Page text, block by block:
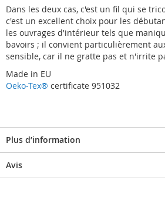
Dans les deux cas, c'est un fil qui se
c'est un excellent choix pour les
les ouvrages d'intérieur tels que
bavoirs ; il convient particulièrement
sensible, car il ne gratte pas et n'irrite
Made in EU
Oeko-Tex® certificate 951032
Plus d’information
Avis